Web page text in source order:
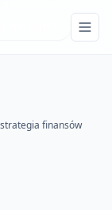
finansów